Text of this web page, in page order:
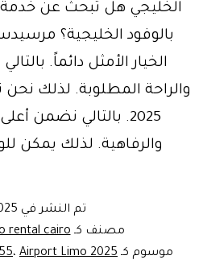
الخليجي هل تبحث عن خدمة
الخيار الأمثل دائماً.
والراحة المطلوبة. لذلك
2025. بالتالي نضمن
والرفاهية. لذلك يمكن
تم النشر في
مصنف كـrental cairo
موسوم كـ
، Airport Limo 2025